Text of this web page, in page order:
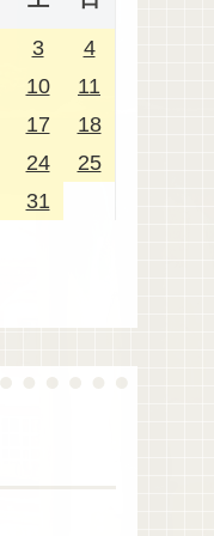
3
4
10
11
17
18
24
25
31